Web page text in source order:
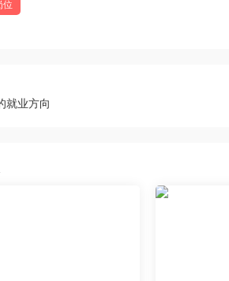
位
就业方向